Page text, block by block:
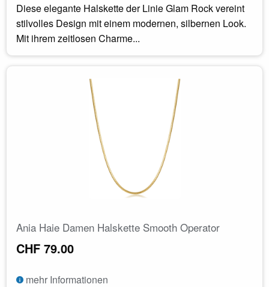
Diese elegante Halskette der Linie Glam Rock vereint
stilvolles Design mit einem modernen, silbernen Look.
Mit ihrem zeitlosen Charme...
Ania Haie Damen Halskette Smooth Operator
CHF 79.00
mehr Informationen